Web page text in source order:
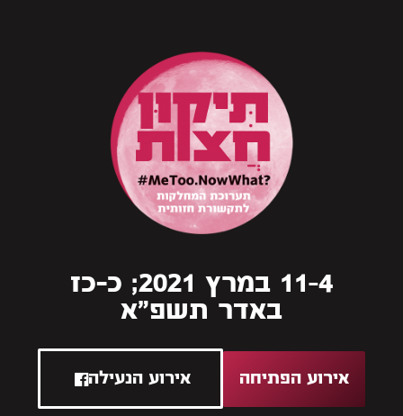
4–11 במרץ 2021; כ-כז
באדר תשפ"א
אירוע הפתיחה אירוע הנעילה